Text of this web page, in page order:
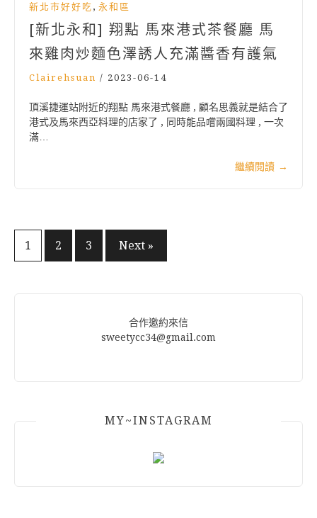
新北市好好吃 , 永和區
[新北永和] 翔點 馬來港式茶餐廳 馬
來雞肉炒麵色澤誘人充滿醬香有護氣
Clairehsuan / 2023-06-14
頂溪捷運站附近的翔點 馬來港式餐廳 , 顧名思義就是結合了
港式及馬來西亞料理的店家了 , 同時能品嚐兩國料理 , 一次
滿…
繼續閱讀 →
文
1 2 3 Next »
合作邀約來信
sweetycc34@gmail.com
MY~INSTAGRAM